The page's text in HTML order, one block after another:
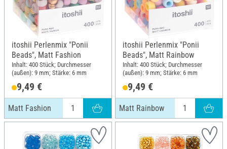
itoshii Perlenmix "Ponii
Beads", Matt Fashion
Inhalt: 400 Stück; Durchmesser
(außen): 9 mm; Stärke: 6 mm
9,49 €
Matt Fashion
itoshii Perlenmix "Ponii
Beads", Matt Rainbow
Inhalt: 400 Stück; Durchmesser
(außen): 9 mm; Stärke: 6 mm
9,49 €
Matt Rainbow